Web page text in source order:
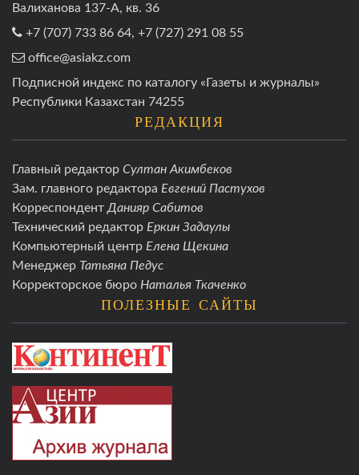
Валиханова 137-А, кв. 36
+7 (707) 733 86 64, +7 (727) 291 08 55
office@asiakz.com
Подписной индекс по каталогу «Газеты и журналы»
Республики Казахстан 74255
РЕДАКЦИЯ
Главный редактор Султан Акимбеков
Зам. главного редактора Евгений Пастухов
Корреспондент Данияр Сабитов
Технический редактор Еркин Задаулы
Компьютерный центр Елена Щекина
Менеджер Татьяна Педус
Корректорское бюро Наталья Ткаченко
ПОЛЕЗНЫЕ САЙТЫ